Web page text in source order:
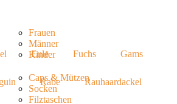
Frauen
Männer
Kinder
Caps & Mützen
Socken
Filztaschen
Eule Fuchs Gams
Rabe Rauhaardackel